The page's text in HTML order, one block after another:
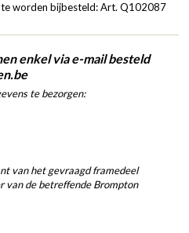
worden bijbesteld:Art. Q102087
enkel via e-mail besteld
te bezorgen:
van het gevraagd framedeel
van de betreffende Brompton